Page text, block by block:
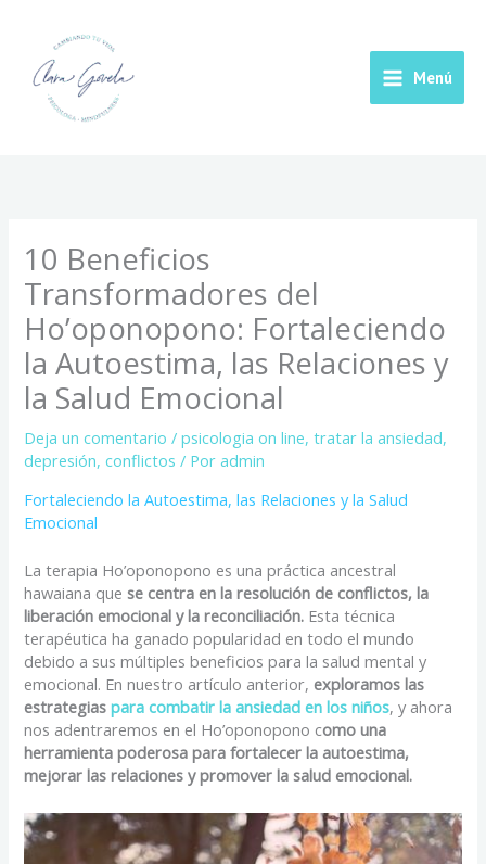
contenido
MenuMenú
10 Beneficios
Transformadores del
Ho’oponopono: Fortaleciendo
la Autoestima, las Relaciones y
la Salud Emocional
Deja un comentario /psicologia on line,tratar la ansiedad,
depresión, conflictos / Poradmin
Fortaleciendo la Autoestima, las Relaciones y la Salud
Emocional
La terapia Ho’oponopono es una práctica ancestral
hawaiana quese centra en la resolución de conflictos, la
liberación emocional y la reconciliación. Esta técnica
terapéutica ha ganado popularidad en todo el mundo
debido a sus múltiples beneficios para la salud mental y
emocional. En nuestro artículo anterior, exploramos las
estrategiaspara combatir la ansiedad en los niños, y ahora
nos adentraremos en el Ho’oponopono como una
herramienta poderosa para fortalecer la autoestima,
mejorar las relaciones y promover la salud emocional.